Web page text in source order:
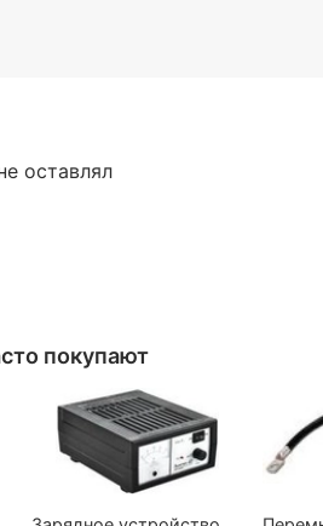
оставлял
покупают